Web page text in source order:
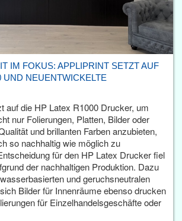
IM FOKUS: APPLIPRINT SETZT AUF
UND NEUENTWICKELTE
auf die HP Latex R1000 Drucker, um
nur Folierungen, Platten, Bilder oder
und brillanten Farben anzubieten,
so nachhaltig wie möglich zu
für den HP Latex Drucker fiel
der nachhaltigen Produktion. Dazu
und geruchsneutralen
Bilder für Innenräume ebenso drucken
für Einzelhandelsgeschäfte oder